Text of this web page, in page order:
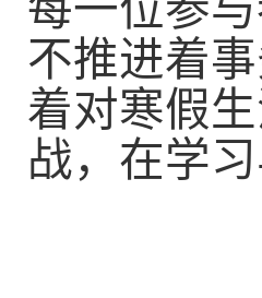
不推进着
着对寒假
战，在学